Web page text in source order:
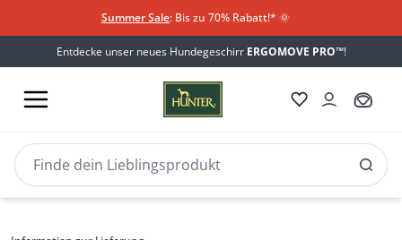
Summer Sale: Bis zu 70% Rabatt!* 🌞
Entdecke unser neues Hundegeschirr ERGOMOVE PRO™!